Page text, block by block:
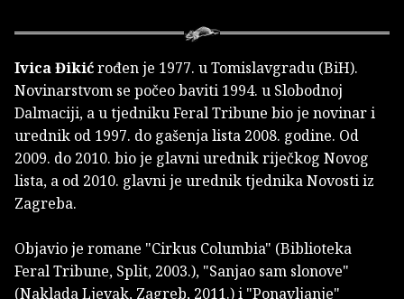
Ivica Đikićrođen je 1977. u Tomislavgradu (BiH).
Novinarstvom se počeo baviti 1994. u Slobodnoj
Dalmaciji, a u tjedniku Feral Tribune bio je novinar i
urednik od 1997. do gašenja lista 2008. godine. Od
2009. do 2010. bio je glavni urednik riječkog Novog
lista, a od 2010. glavni je urednik tjednika Novosti iz
Zagreba.
Objavio je romane "Cirkus Columbia" (Biblioteka
Feral Tribune, Split, 2003.), "Sanjao sam slonove"
(Naklada Ljevak, Zagreb, 2011.) i "Ponavljanje"